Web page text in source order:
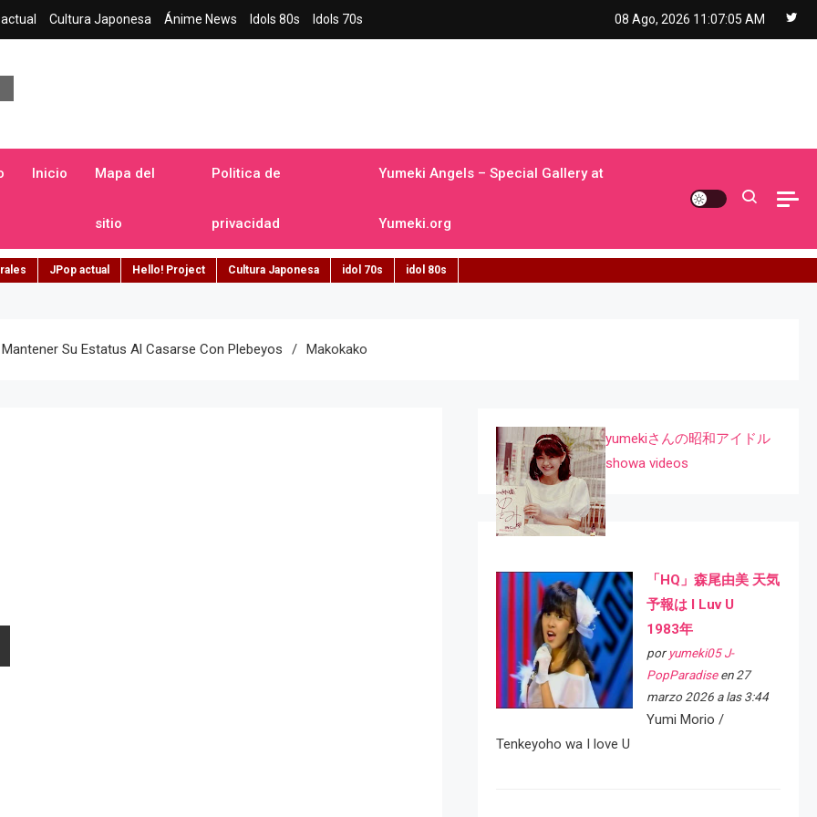
Cultura Japonesa Ánime News Idols 80s Idols 70s 08 Ago, 2026 11:07:06 AM
Inicio Mapa del
sitio
Politica de
privacidad
Yumeki Angels – Special Gallery at
Yumeki.org
JPop actual Hello! Project Cultura Japonesa idol 70s idol 80s
Su Estatus Al Casarse Con Plebeyos Makokako
yumekiさんの昭和アイドル
showa videos
「HQ」森尾由美 天気
予報は I Luv U
1983年
por yumeki05 J-
PopParadiseen 27
marzo 2026 a las 3:44
Yumi Morio /
Tenkeyoho wa I love U